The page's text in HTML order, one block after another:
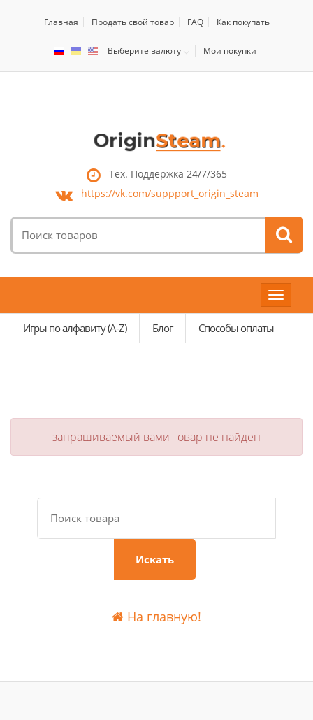
Главная Продать свой товар FAQ Как покупать
Выберите валюту Мои покупки
Тех. Поддержка 24/7/365
https://vk.com/suppport_origin_steam
товаров:
Toggle
Игры по алфавиту (A-Z)
Блог Способы оплаты
запрашиваемый вами товар не найден
Искать
На главную!